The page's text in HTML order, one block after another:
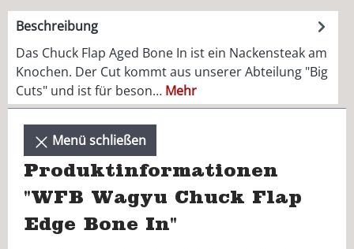
Beschreibung
Das Chuck Flap Aged Bone In ist ein Nackensteak am
Knochen. Der Cut kommt aus unserer Abteilung "Big
Cuts" und ist für beson… Mehr
Menü schließen
Produktinformationen
"WFB Wagyu Chuck Flap
Edge Bone In"